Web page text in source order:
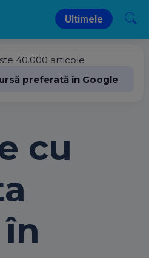
Ultimele
40.000 articole
preferată în Google
cu